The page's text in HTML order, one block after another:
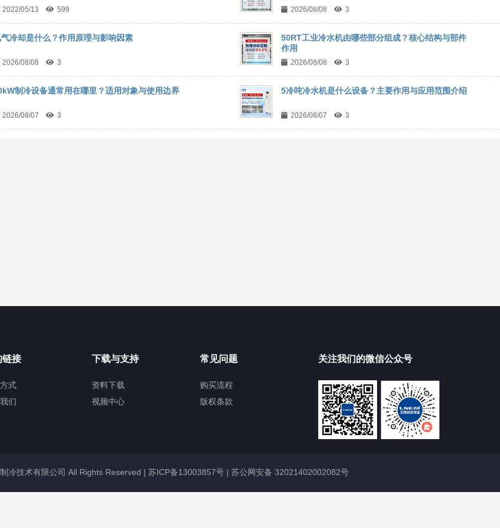
2022/05/13 599 2026/08/08 3
冷却是什么？作用原理与影响因素
2026/08/08 3
50RT工业冷水机由哪些部分组成？核心结构与部件
作用
2026/08/08 3
制冷设备通常用在哪里？适用对象与使用边界
2026/08/07 3
5冷吨冷水机是什么设备？主要作用与应用范围介绍
2026/08/07 3
链接
式
们
下载与支持
资料下载
视频中心
常见问题
购买流程
版权条款
关注我们的微信公众号
冷技术有限公司 All Rights Reserved | 苏ICP备13003857号| 苏公网安备 32021402002082号